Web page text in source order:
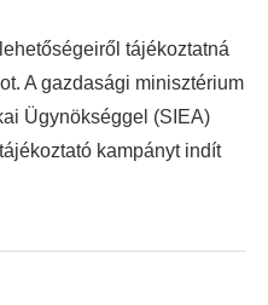
tájékoztatná
A gazdasági minisztérium
Ügynökséggel (SIEA)
kampányt indít